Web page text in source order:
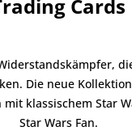
Cards
Die neue
klassischem Star
Star Wars Fan.